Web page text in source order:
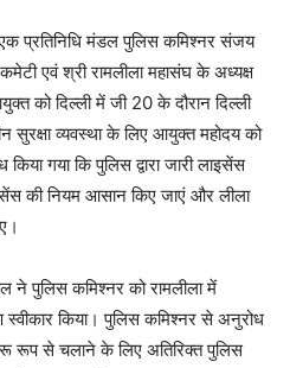
प्रतिनिधि मंडल पुलिस कमिश्नर संजय
एवं श्री रामलीला महासंघ के अध्यक्ष
को दिल्ली में जी 20 के दौरान दिल्ली
सुरक्षा व्यवस्था के लिए आयुक्त महोदय को
गया कि पुलिस द्वारा जारी लाइसेंस
की नियम आसान किए जाएं और लीला
ने पुलिस कमिश्नर को रामलीला में
किया। पुलिस कमिश्नर से अनुरोध
रूप से चलाने के लिए अतिरिक्त पुलिस